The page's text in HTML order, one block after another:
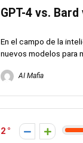
GPT-4 vs.
En el campo de la
nuevos modelos para
AI Mafia
2